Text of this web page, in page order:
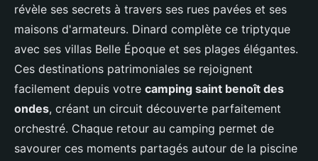
révèle ses secrets à travers ses rues pavées et ses
maisons d'armateurs. Dinard complète ce triptyque
avec ses villas Belle Époque et ses plages élégantes.
Ces destinations patrimoniales se rejoignent
facilement depuis votre camping saint benoît des
ondes, créant un circuit découverte parfaitement
orchestré. Chaque retour au camping permet de
savourer ces moments partagés autour de la piscine